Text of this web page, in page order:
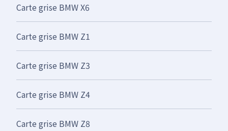
Carte grise BMW X6
Carte grise BMW Z1
Carte grise BMW Z3
Carte grise BMW Z4
Carte grise BMW Z8